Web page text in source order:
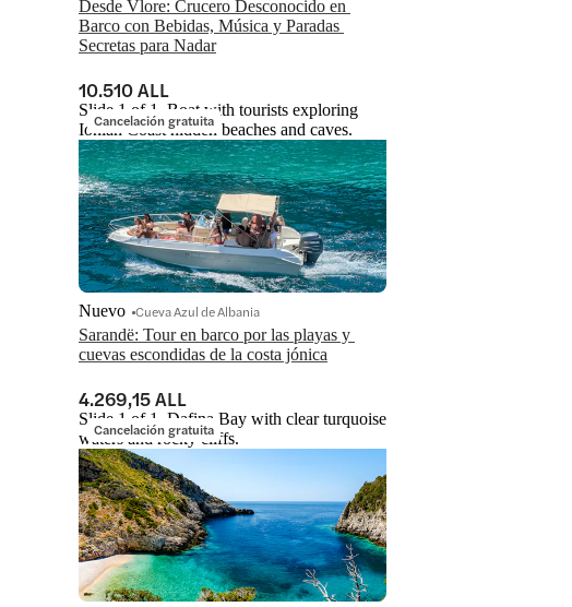
Desde Vlore: Crucero Desconocido en
Barco con Bebidas, Música y Paradas
Secretas para Nadar
10.510 ALL
Cancelación gratuita
Slide 1 of 1, Boat with tourists exploring
Ionian Coast hidden beaches and caves.
Sarandë: Tour en barco por las playas y
cuevas escondidas de la costa jónica
Nuevo Cueva Azul de Albania
4.269,15 ALL
Cancelación gratuita
Slide 1 of 1, Dafina Bay with clear turquoise
waters and rocky cliffs.